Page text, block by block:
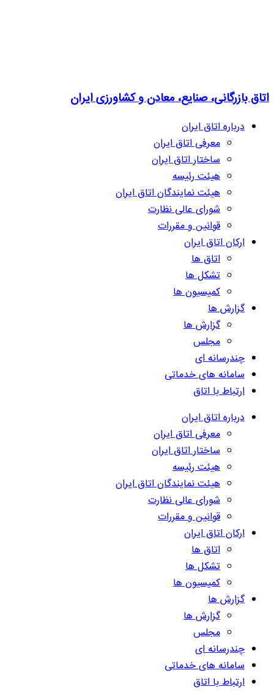
اتاق بازرگانی، صنایع، معادن و کشاورزی ایران
درباره اتاق ایران
معرفی اتاق ایران
ساختار اتاق ایران
هیئت رئیسه
هیئت نمایندگان اتاق ایران
شورای عالی نظارت
قوانین و مقررات
ارکان اتاق ایران
اتاق ها
تشکل ها
کمیسیون ها
گزارش ها
گزارش ها
مجلس
چندرسانه ای
سامانه های خدماتی
ارتباط با اتاق
درباره اتاق ایران
معرفی اتاق ایران
ساختار اتاق ایران
هیئت رئیسه
هیئت نمایندگان اتاق ایران
شورای عالی نظارت
قوانین و مقررات
ارکان اتاق ایران
اتاق ها
تشکل ها
کمیسیون ها
گزارش ها
گزارش ها
مجلس
چندرسانه ای
سامانه های خدماتی
ارتباط با اتاق